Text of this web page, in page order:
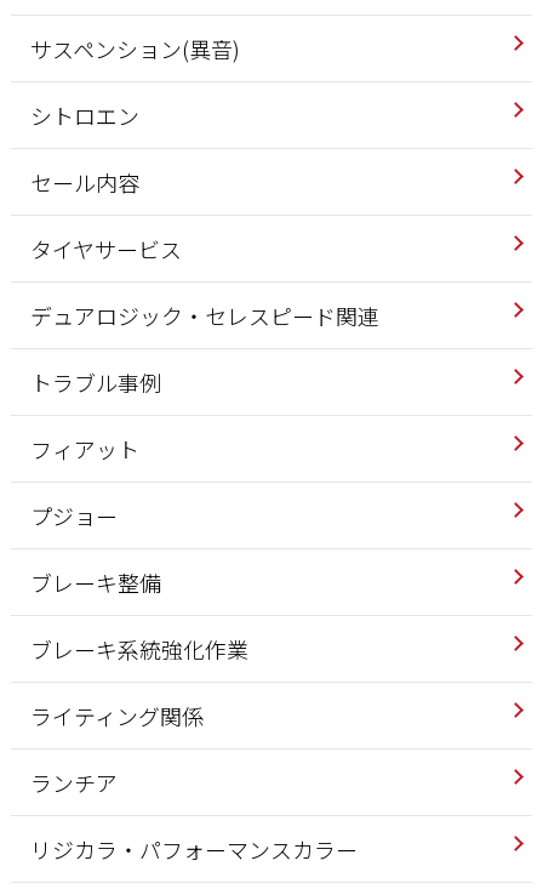
サスペンション(異音)
シトロエン
セール内容
タイヤサービス
デュアロジック・セレスピード関連
トラブル事例
フィアット
プジョー
ブレーキ整備
ブレーキ系統強化作業
ライティング関係
ランチア
リジカラ・パフォーマンスカラー